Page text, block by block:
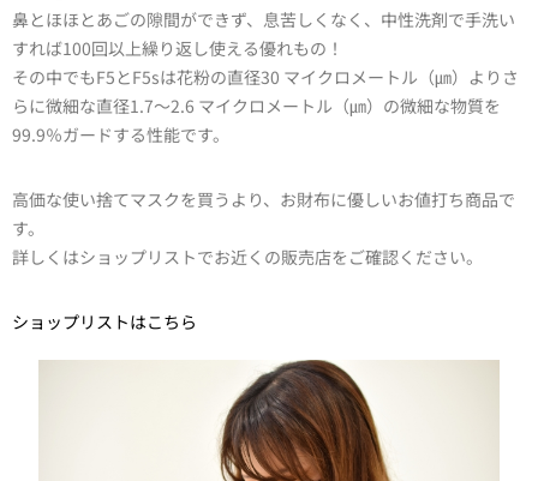
鼻とほほとあごの隙間ができず、息苦しくなく、中性洗剤で手洗い
すれば100回以上繰り返し使える優れもの！
その中でもF5とF5sは花粉の直径30 マイクロメートル（㎛）よりさ
らに微細な直径1.7〜2.6 マイクロメートル（㎛）の微細な物質を
99.9％ガードする性能です。
高価な使い捨てマスクを買うより、お財布に優しいお値打ち商品で
す。
詳しくはショップリストでお近くの販売店をご確認ください。
ショップリストはこちら